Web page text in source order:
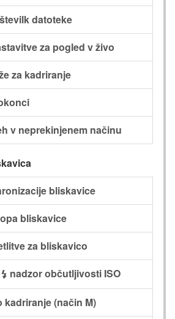
datoteke
za pogled v živo
za kadriranje
v neprekinjenem načinu
bliskavice
bliskavice
za bliskavico
c nadzor občutljivosti ISO
kadriranje (način M)